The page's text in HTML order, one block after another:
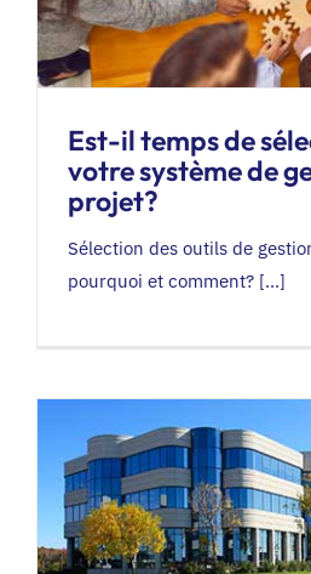
Est-il temps de
votre système de
projet?
Sélection des outils de
pourquoi et comment? [...]